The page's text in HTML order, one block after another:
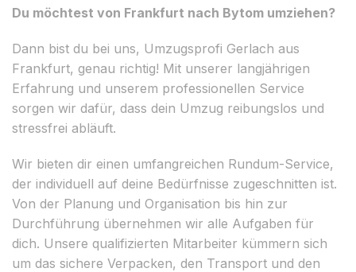
Du möchtest von Frankfurt nach Bytom umziehen?
Dann bist du bei uns, Umzugsprofi Gerlach aus
Frankfurt, genau richtig! Mit unserer langjährigen
Erfahrung und unserem professionellen Service
sorgen wir dafür, dass dein Umzug reibungslos und
stressfrei abläuft.
Wir bieten dir einen umfangreichen Rundum-Service,
der individuell auf deine Bedürfnisse zugeschnitten ist.
Von der Planung und Organisation bis hin zur
Durchführung übernehmen wir alle Aufgaben für
dich. Unsere qualifizierten Mitarbeiter kümmern sich
um das sichere Verpacken, den Transport und den